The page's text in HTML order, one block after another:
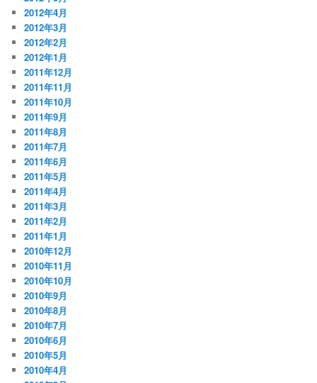
2012年4月
2012年3月
2012年2月
2012年1月
2011年12月
2011年11月
2011年10月
2011年9月
2011年8月
2011年7月
2011年6月
2011年5月
2011年4月
2011年3月
2011年2月
2011年1月
2010年12月
2010年11月
2010年10月
2010年9月
2010年8月
2010年7月
2010年6月
2010年5月
2010年4月